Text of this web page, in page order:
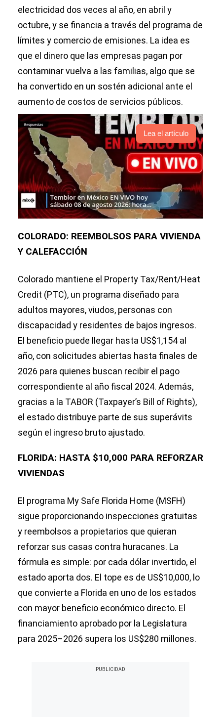
electricidad dos veces al año, en abril y
octubre, y se financia a través del programa de
límites y comercio de emisiones. La idea es
que el dinero que las empresas pagan por
contaminar vuelva a las familias, algo que se
ha convertido en un sostén adicional ante el
aumento de costos de servicios públicos.
Lea el artículo
COLORADO: REEMBOLSOS PARA VIVIENDA
Y CALEFACCIÓN
Colorado mantiene el Property Tax/Rent/Heat
Credit (PTC), un programa diseñado para
adultos mayores, viudos, personas con
discapacidad y residentes de bajos ingresos.
El beneficio puede llegar hasta US$1,154 al
año, con solicitudes abiertas hasta finales de
2026 para quienes buscan recibir el pago
correspondiente al año fiscal 2024. Además,
gracias a la TABOR (Taxpayer’s Bill of Rights),
el estado distribuye parte de sus superávits
según el ingreso bruto ajustado.
FLORIDA: HASTA $10,000 PARA REFORZAR
VIVIENDAS
El programa My Safe Florida Home (MSFH)
sigue proporcionando inspecciones gratuitas
y reembolsos a propietarios que quieran
reforzar sus casas contra huracanes. La
fórmula es simple: por cada dólar invertido, el
estado aporta dos. El tope es de US$10,000, lo
que convierte a Florida en uno de los estados
con mayor beneficio económico directo. El
financiamiento aprobado por la Legislatura
para 2025–2026 supera los US$280 millones.